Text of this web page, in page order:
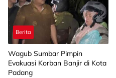
Berita
Wagub Sumbar Pimpin
Evakuasi Korban Banjir di Kota
Padang